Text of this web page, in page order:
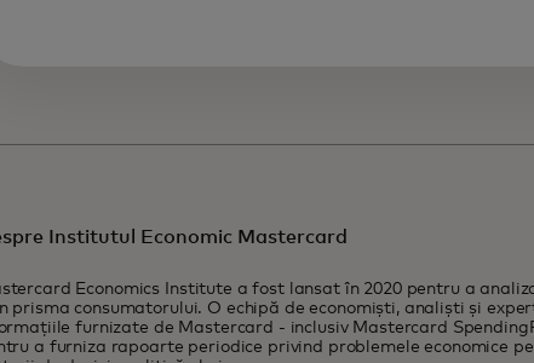
Institutul Economic Mastercard
Economics Institute a fost lansat în 2020 pentru a
prisma consumatorului. O echipă de economiști, analiști și
furnizate de Mastercard - inclusiv Mastercard
a furniza rapoarte periodice privind problemele economice